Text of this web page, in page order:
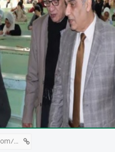
sada-elarab.com/750617